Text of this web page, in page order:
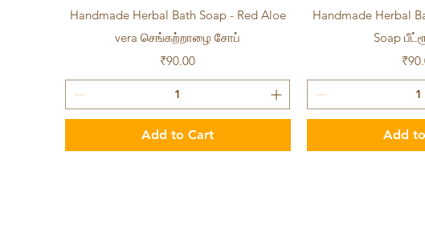
Quick View
Handmade Herbal Bath Soap - Red Aloe
vera செங்கற்றாழை சோப்
Price
₹90.00
Add to Cart
Quick
Handmade Herbal
Soap
Add